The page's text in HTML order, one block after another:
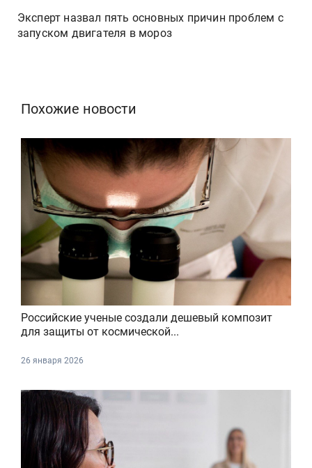
Эксперт назвал пять основных причин проблем с
запуском двигателя в мороз
Похожие новости
Российские ученые создали дешевый композит
для защиты от космической...
26 января 2026